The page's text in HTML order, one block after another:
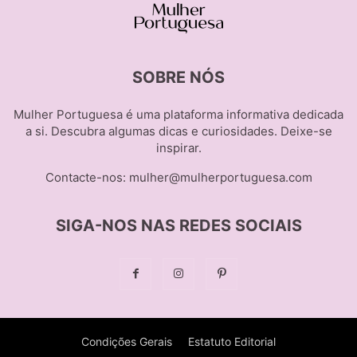
SOBRE NÓS
Mulher Portuguesa é uma plataforma informativa dedicada
a si. Descubra algumas dicas e curiosidades. Deixe-se
inspirar.
Contacte-nos: mulher@mulherportuguesa.com
SIGA-NOS NAS REDES SOCIAIS
Condições Gerais Estatuto Editorial